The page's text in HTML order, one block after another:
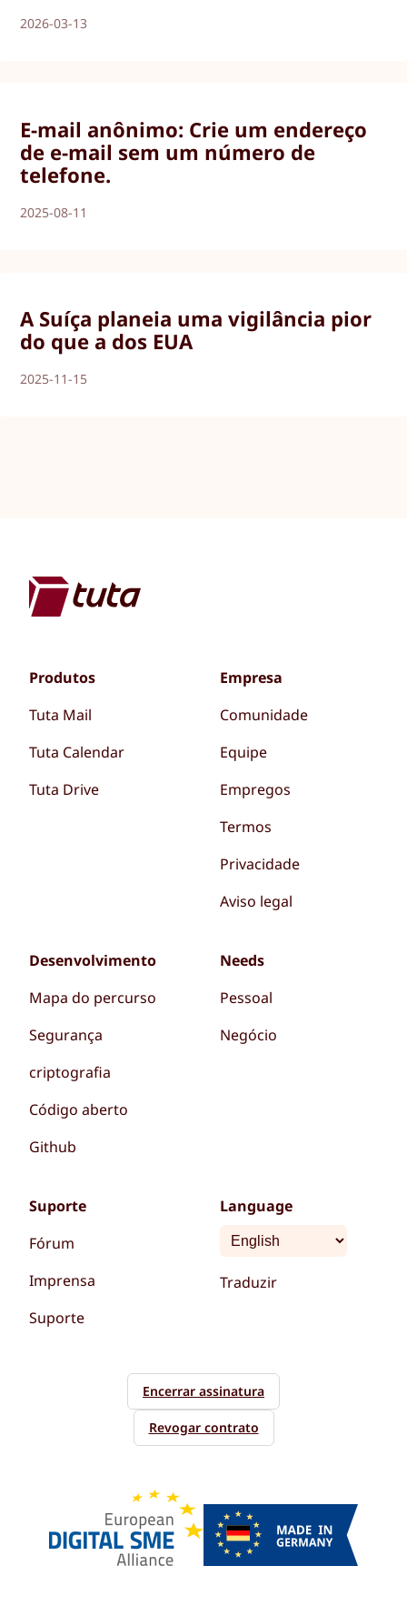
2026-03-13
E-mail anônimo: Crie um endereço
de e-mail sem um número de
telefone.
2025-08-11
A Suíça planeia uma vigilância pior
do que a dos EUA
2025-11-15
Produtos
Tuta Mail
Tuta Calendar
Tuta Drive
Empresa
Comunidade
Equipe
Empregos
Termos
Privacidade
Aviso legal
Desenvolvimento
Mapa do percurso
Segurança
criptografia
Código aberto
Github
Needs
Pessoal
Negócio
Suporte
Fórum
Imprensa
Suporte
Language
Traduzir
Encerrar assinatura
Revogar contrato